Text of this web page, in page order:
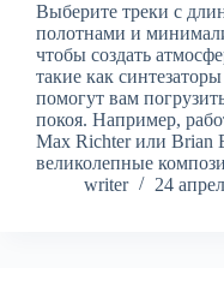
Выберите треки с
полотнами и
чтобы создать
такие как
помогут вам
покоя. Например,
Max Richter или Brian
великолепные
writer
24